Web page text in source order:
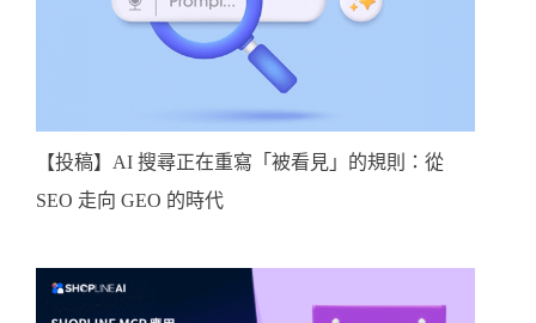
【投稿】AI 搜尋正在重寫「被看見」的規則：從
SEO 走向 GEO 的時代